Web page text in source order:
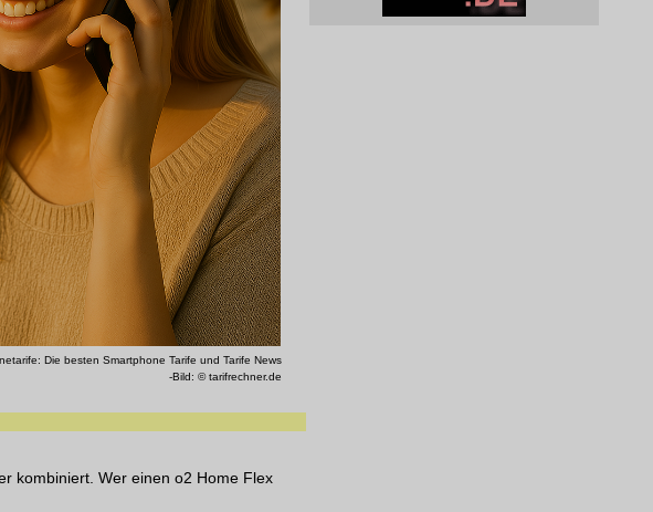
Die besten Smartphone Tarife und Tarife News
-Bild: © tarifrechner.de
kombiniert. Wer einen o2 Home Flex